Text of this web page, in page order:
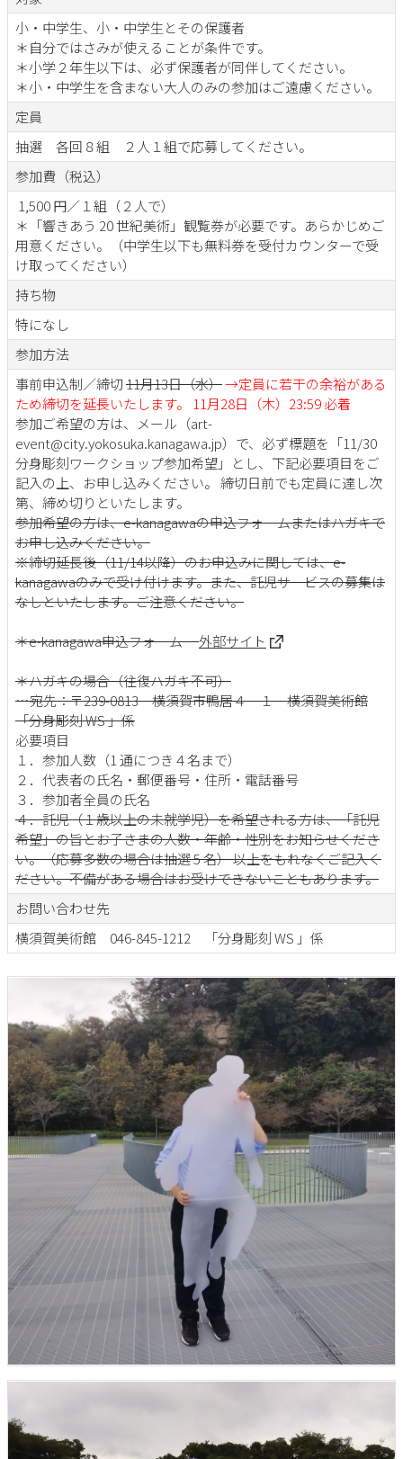
小・中学生、小・中学生とその保護者
＊自分ではさみが使えることが条件です。
＊小学２年生以下は、必ず保護者が同伴してください。
＊小・中学生を含まない大人のみの参加はご遠慮ください。
定員
抽選 各回８組 ２人１組で応募してください。
参加費（税込）
1,500 円／１組（２人で）
＊「響きあう 20 世紀美術」観覧券が必要です。あらかじめご
用意ください。（中学生以下も無料券を受付カウンターで受
け取ってください）
持ち物
特になし
参加方法
事前申込制／締切11月13日（水）→定員に若干の余裕がある
ため締切を延長いたします。 11月28日（木）23:59 必着
参加ご希望の方は、メール（art-
event@city.yokosuka.kanagawa.jp）で、必ず標題を「11/30
分身彫刻ワークショップ参加希望」とし、下記必要項目をご
記入の上、お申し込みください。 締切日前でも定員に達し次
第、締め切りといたします。
参加希望の方は、e-kanagawaの申込フォームまたはハガキで
お申し込みください。
※締切延長後（11/14以降）のお申込みに関しては、e-
kanagawaのみで受け付けます。また、託児サービスの募集は
なしといたします。ご注意ください。
＊e-kanagawa申込フォーム外部サイト
＊ハガキの場合（往復ハガキ不可）
…宛先：〒239-0813 横須賀市鴨居４－１ 横須賀美術館
「分身彫刻 WS 」係
必要項目
１．参加人数（1 通につき４名まで）
２．代表者の氏名・郵便番号・住所・電話番号
３．参加者全員の氏名
４．託児（１歳以上の未就学児）を希望される方は、「託児
希望」の旨とお子さまの人数・年齢・性別をお知らせくださ
い。（応募多数の場合は抽選 5 名） 以上をもれなくご記入く
ださい。不備がある場合はお受けできないこともあります。
お問い合わせ先
横須賀美術館 046-845-1212 「分身彫刻 WS 」係